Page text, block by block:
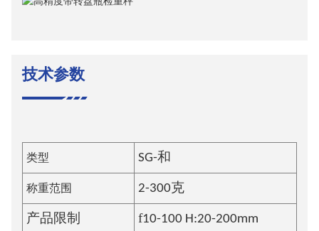
技术参数
类型 SG-和
称重范围 2-300克
产品限制 f10-100 H:20-200mm